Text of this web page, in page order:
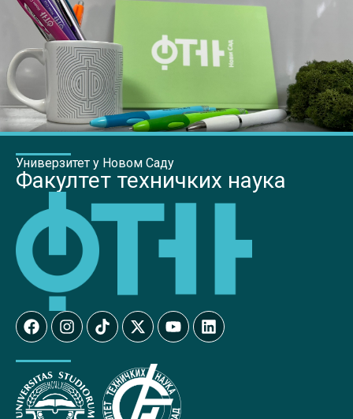
Универзитет у Новом Саду
Факултет техничких наука